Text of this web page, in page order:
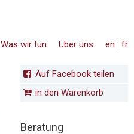
en | fr
Über uns
Was wir tun
Auf Facebook teilen
in den Warenkorb
Beratung